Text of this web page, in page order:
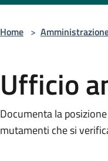
Home >
Ufficio
Documenta la
mutamenti che si